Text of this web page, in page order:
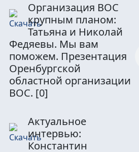
Организация ВОС
крупным планом:
Татьяна и Николай
Федяевы. Мы вам
поможем. Презентация
Оренбургской
областной организации
ВОС. [0]
Актуальное
интервью:
Константин